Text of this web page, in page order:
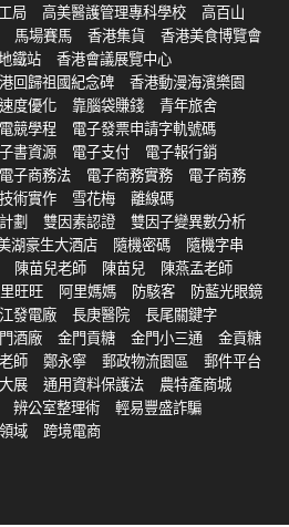
局 高美醫護管理專科學校
高百山
馬場賽馬 香港集貨
香港美食博覽會
鐵站
香港會議展覽中心
回歸祖國紀念碑
香港動漫海濱樂園
度優化 靠腦袋賺錢
青年旅舍
電競學程
電子發票申請字軌號碼
書資源 電子支付
電子報行銷
電子商務法 電子商務實務
電子商務
術實作 雪花梅
離線碼
劃 雙因素認證
雙因子變異數分析
湖豪生大酒店 隨機密碼
隨機字串
陳苗兒老師 陳苗兒
陳燕孟老師
旺旺 阿里媽媽 防駭客
防藍光眼鏡
發電廠 長庚醫院
長尾關鍵字
酒廠 金門貢糖 金門小三通
金貢糖
師 鄭永寧 郵政物流園區
郵件平台
展 通用資料保護法
農特產商城
辨公室整理術
輕易豐盛詐騙
域 跨境電商